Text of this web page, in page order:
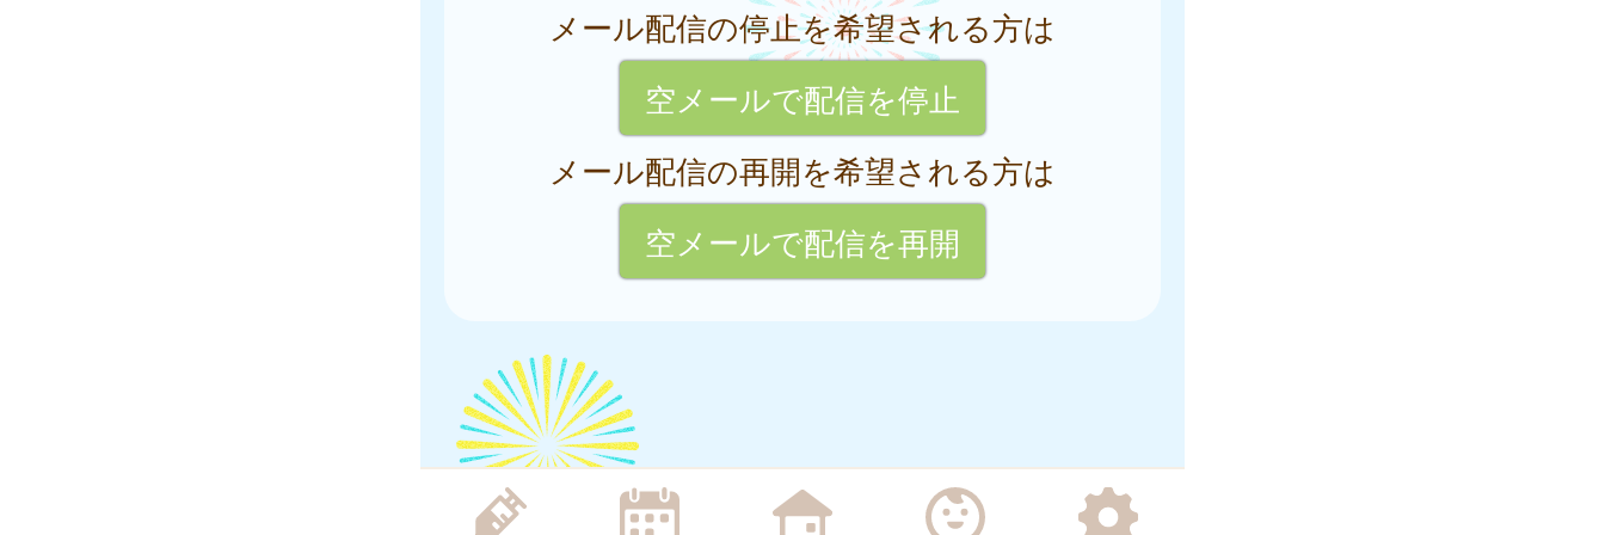
メール配信の停止を希望される方は
空メールで配信を停止
メール配信の再開を希望される方は
空メールで配信を再開